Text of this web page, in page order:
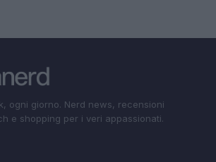
ogni giorno. Nerd news, recensioni
e shopping per i veri appassionati.